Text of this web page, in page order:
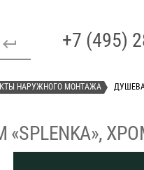
+7 (495)
НАРУЖНОГО МОНТАЖА